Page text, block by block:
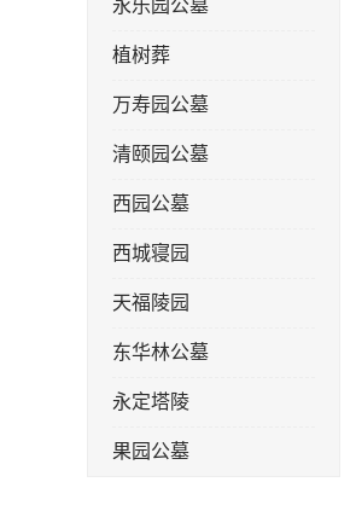
永乐园公墓
植树葬
万寿园公墓
清颐园公墓
西园公墓
西城寝园
天福陵园
东华林公墓
永定塔陵
果园公墓